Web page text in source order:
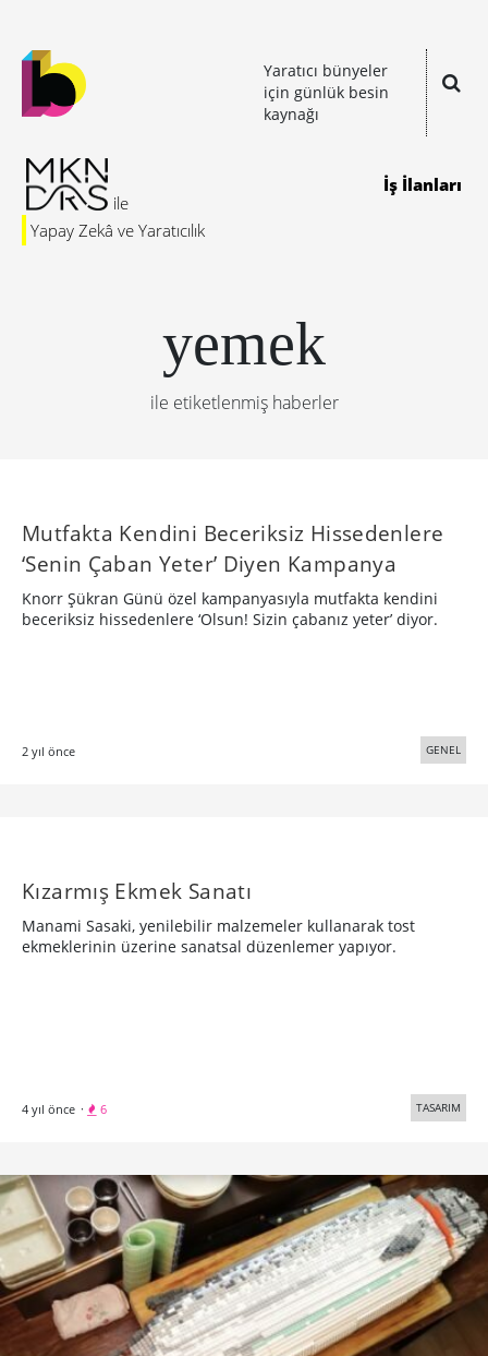
Yaratıcı bünyeler
için günlük besin
kaynağı
Yapay Zekâ ve Yaratıcılık
İş İlanları
yemek
ile etiketlenmiş haberler
Mutfakta Kendini Beceriksiz Hissedenlere
‘Senin Çaban Yeter’ Diyen Kampanya
Knorr Şükran Günü özel kampanyasıyla mutfakta kendini
beceriksiz hissedenlere ‘Olsun! Sizin çabanız yeter’ diyor.
2 yıl önce GENEL
Kızarmış Ekmek Sanatı
Manami Sasaki, yenilebilir malzemeler kullanarak tost
ekmeklerinin üzerine sanatsal düzenlemer yapıyor.
4 yıl önce · 6 TASARIM